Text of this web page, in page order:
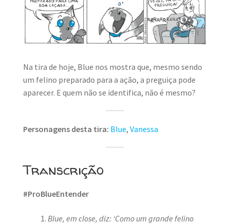
MINHA CONTA
CARRINHO
Na tira de hoje, Blue nos mostra que, mesmo sendo
um felino preparado para a ação, a preguiça pode
aparecer. E quem não se identifica, não é mesmo?
Personagens desta tira: Blue, Vanessa
Transcrição
#ProBlueEntender
Blue, em close, diz: ‘Como um grande felino